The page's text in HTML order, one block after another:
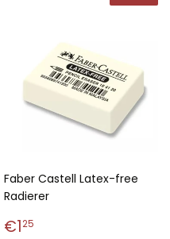
Faber Castell Latex-free
Radierer
Normaler
€125